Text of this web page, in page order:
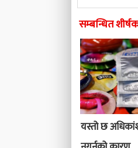
सम्बन्धित
यस्तो छ